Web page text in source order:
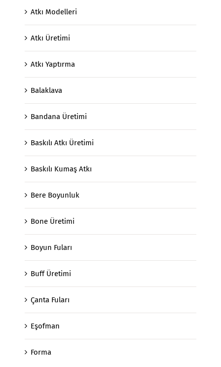
Atkı Modelleri
Atkı Üretimi
Atkı Yaptırma
Balaklava
Bandana Üretimi
Baskılı Atkı Üretimi
Baskılı Kumaş Atkı
Bere Boyunluk
Bone Üretimi
Boyun Fuları
Buff Üretimi
Çanta Fuları
Eşofman
Forma